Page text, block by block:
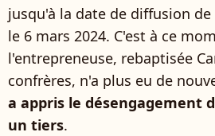
jusqu'à la date de diffusion
le 6 mars 2024. C'est à ce
l'entrepreneuse, rebaptisée
confrères, n'a plus eu de
a appris le désengagement
un tiers.